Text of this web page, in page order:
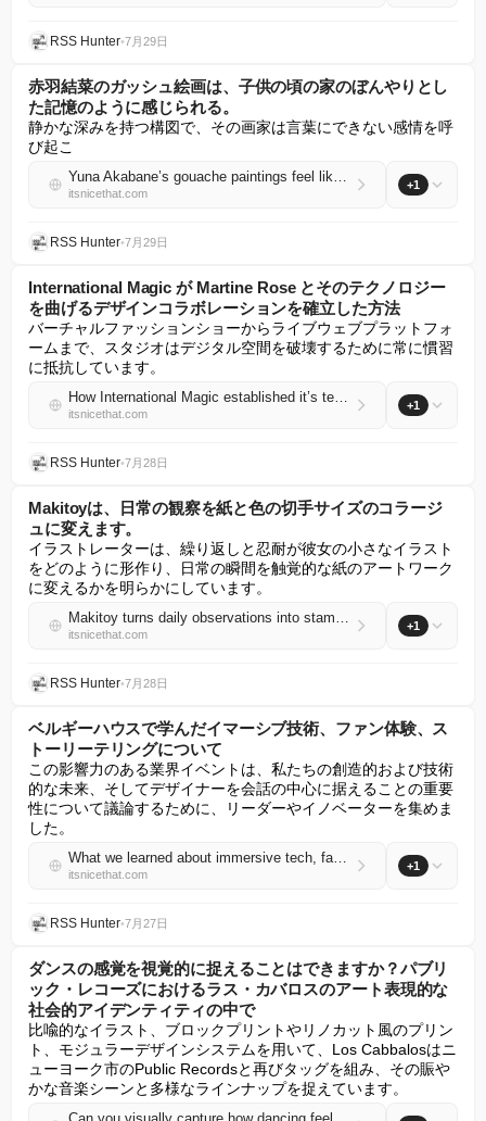
RSS Hunter•7月29日
赤羽結菜のガッシュ絵画は、子供の頃の家のぼんやりとし
た記憶のように感じられる。
静かな深みを持つ構図で、その画家は言葉にできない感情を呼
び起こ
Yuna Akabane’s gouache paintings feel like hazy memories of your childhood home
itsnicethat.com
+1
RSS Hunter•7月29日
International Magic が Martine Rose とそのテクノロジー
を曲げるデザインコラボレーションを確立した方法
バーチャルファッションショーからライブウェブプラットフォ
ームまで、スタジオはデジタル空間を破壊するために常に慣習
に抵抗しています。
How International Magic established it’s technology-bending design collaboration with Martine Rose
itsnicethat.com
+1
RSS Hunter•7月28日
Makitoyは、日常の観察を紙と色の切手サイズのコラージ
ュに変えます。
イラストレーターは、繰り返しと忍耐が彼女の小さなイラスト
をどのように形作り、日常の瞬間を触覚的な紙のアートワーク
に変えるかを明らかにしています。
Makitoy turns daily observations into stamp-sized collages of paper and colour
itsnicethat.com
+1
RSS Hunter•7月28日
ベルギーハウスで学んだイマーシブ技術、ファン体験、ス
トーリーテリングについて
この影響力のある業界イベントは、私たちの創造的および技術
的な未来、そしてデザイナーを会話の中心に据えることの重要
性について議論するために、リーダーやイノベーターを集めま
した。
What we learned about immersive tech, fan experiences and storytelling at Belgium House
itsnicethat.com
+1
RSS Hunter•7月27日
ダンスの感覚を視覚的に捉えることはできますか？パブリ
ック・レコーズにおけるラス・カバロスのアート表現的な
社会的アイデンティティの中で
比喩的なイラスト、ブロックプリントやリノカット風のプリン
ト、モジュラーデザインシステムを用いて、Los Cabbalosはニ
ューヨーク市のPublic Recordsと再びタッグを組み、その賑や
かな音楽シーンと多様なラインナップを捉えています。